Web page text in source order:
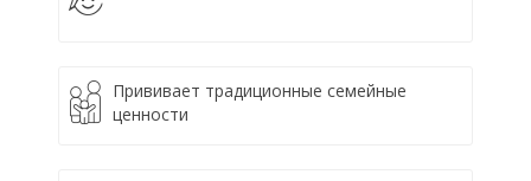
Прививает традиционные семейные
ценности